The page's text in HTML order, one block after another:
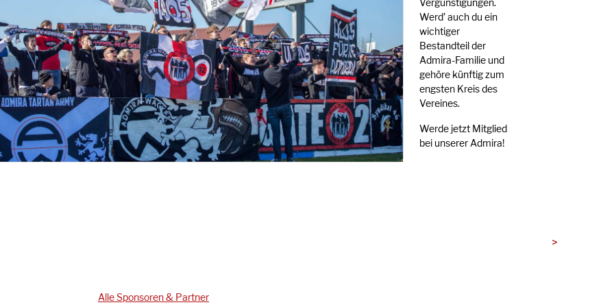
Vergünstigungen.
Werd’ auch du ein
wichtiger
Bestandteil der
Admira-Familie und
gehöre künftig zum
engsten Kreis des
Vereines.
Werde jetzt Mitglied
bei unserer Admira!
>
Alle Sponsoren & Partner